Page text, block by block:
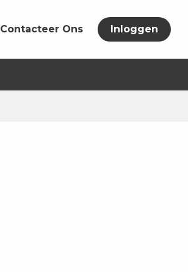
Contacteer Ons Inloggen